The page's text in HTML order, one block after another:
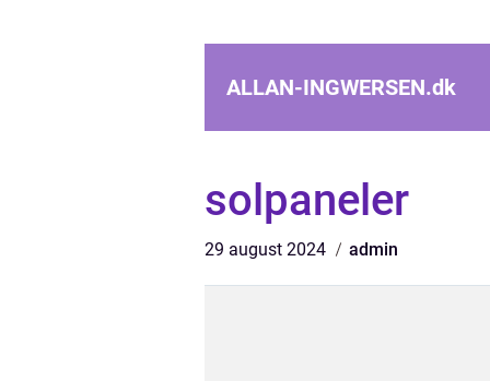
ALLAN-INGWERSEN.dk
solpaneler
29 august 2024 admin